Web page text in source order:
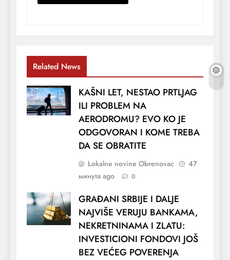
Related News
KAŠNI LET, NESTAO PRTLJAG
ILI PROBLEM NA
AERODROMU? EVO KO JE
ODGOVORAN I KOME TREBA
DA SE OBRATITE
Lokalne novine Obrenovac
47
минута ago
0
GRAĐANI SRBIJE I DALJE
NAJVIŠE VERUJU BANKAMA,
NEKRETNINAMA I ZLATU:
INVESTICIONI FONDOVI JOŠ
BEZ VEĆEG POVERENJA